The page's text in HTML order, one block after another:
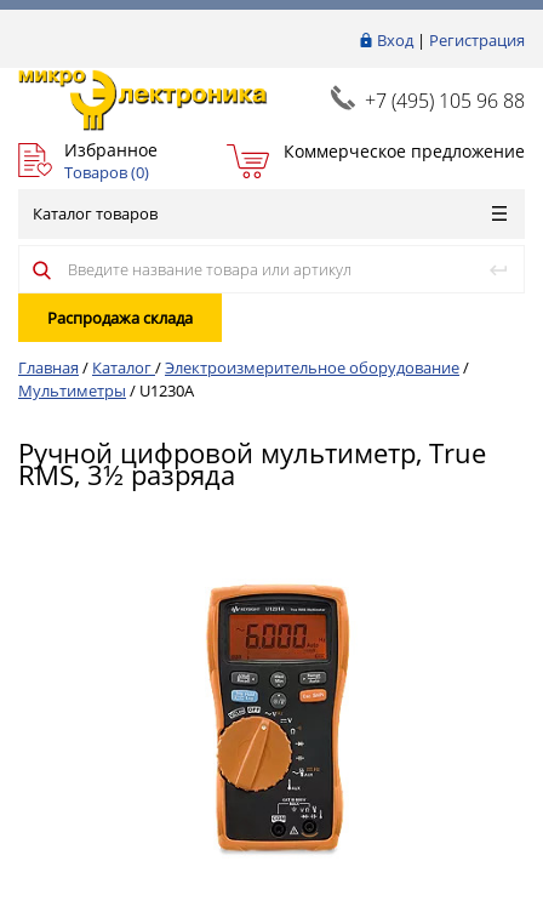
Вход| Регистрация
+7 (495) 105 96 88
Избранное
Товаров (0)
Коммерческое предложение
Каталог товаров
Распродажа склада
Главная / Каталог/Электроизмерительное оборудование/
Мультиметры / U1230A
Ручной цифровой мультиметр, True
RMS, 3½ разряда